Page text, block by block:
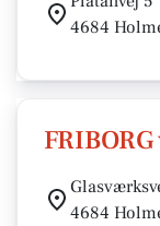
4684
4684